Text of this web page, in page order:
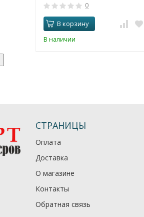
0
В корзину
В наличии
СТРАНИЦЫ
Оплата
Доставка
О магазине
Контакты
Обратная связь